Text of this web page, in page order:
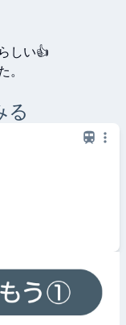
しい👍
。
る